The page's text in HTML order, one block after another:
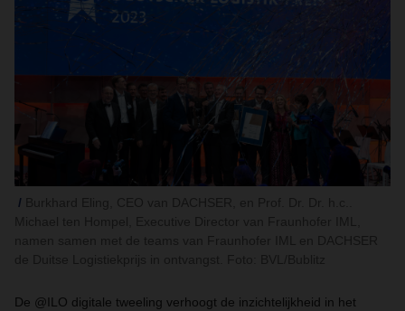
De @ILO digitale tweeling verhoogt de inzichtelijkheid in het